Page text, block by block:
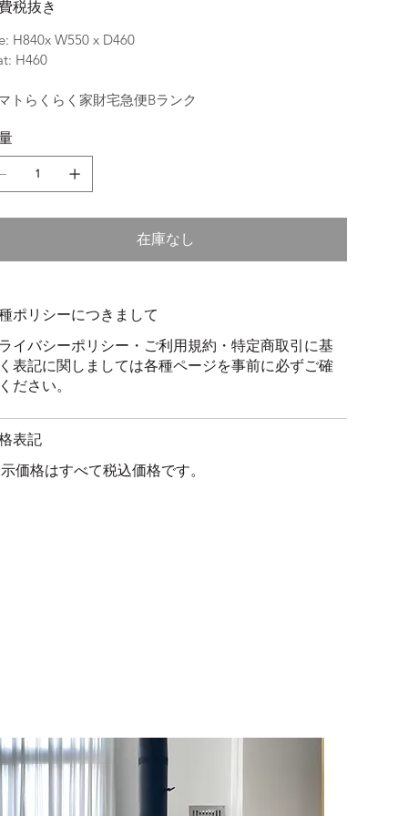
税抜き
H840x W550 x D460
H460
トらくらく家財宅急便Bランク
在庫なし
ポリシーにつきまして
イバシーポリシー・ご利用規約・特定商取引に基
表記に関しましては各種ページを事前に必ずご確
ださい。
表記
価格はすべて税込価格です。